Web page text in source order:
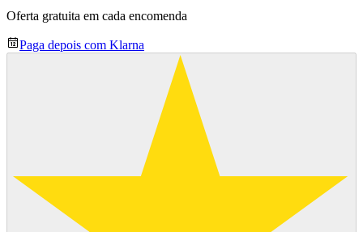
Oferta gratuita em cada encomenda
Paga depois com Klarna